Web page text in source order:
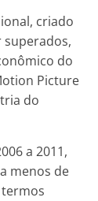
criado
superados,
do
Picture
do
a 2011,
menos de